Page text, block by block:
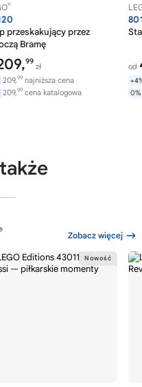
®
przeskakujący przez
Bramę
99
zł
209,99 najniższa cena
209,99 cena katalogowa
od
0%
Zobacz więcej